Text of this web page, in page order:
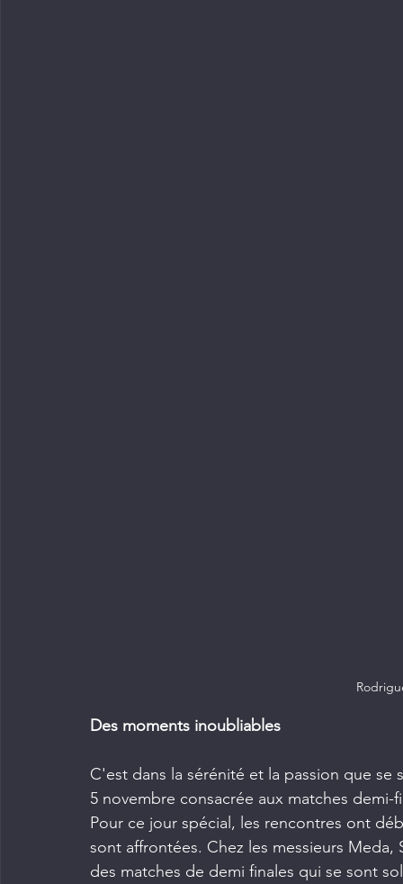
Des moments inoubliables
C'est dans la sérénité et la passion que
5 novembre consacrée aux matches
Pour ce jour spécial, les rencontres ont
sont affrontées. Chez les messieurs
des matches de demi finales qui se sont